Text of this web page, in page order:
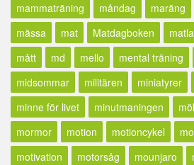
mammaträning
måndag maräng
mässa
mat Matdagboken
mått
md mello mental träning
midsommar
militären miniatyrer
minne för livet
minutmaningen
mormor
motion motioncykel
motivation
motorsåg mounjaro